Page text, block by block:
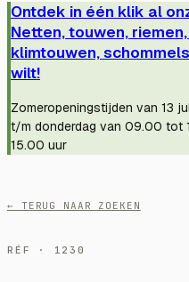
Ontdek in één klik al
Netten, touwen,
klimtouwen,
wilt!
Zomeropeningstijden van 13
t/m donderdag van 09.00
15.00 uur
← TERUG NAAR ZOEKEN
RÉF · 1230